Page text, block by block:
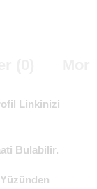
Linkinizi
Bulabilir.